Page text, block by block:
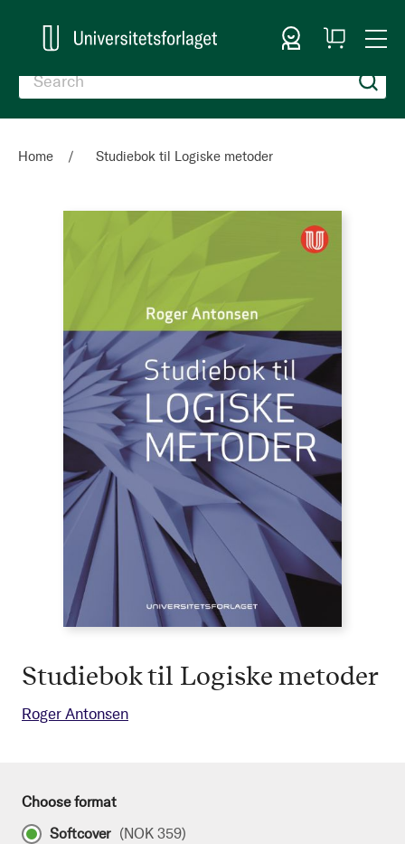
Sign In
My
Cart
Home Studiebok til Logiske metoder
Studiebok til Logiske metoder
Roger Antonsen
Choose format
Softcover (NOK 359)